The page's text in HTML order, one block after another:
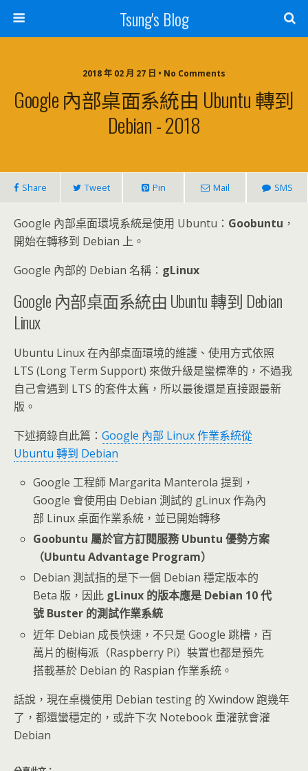
Tsung's Blog
2018 年 02 月 27 日 • No Comments
Google 內部桌面系統由 Ubuntu 轉到
Debian - 2018
Share Tweet Pin Mail SMS
Google 內部桌面環境系統是使用 Ubuntu： Goobuntu ，
開始在轉移到 Debian 上。
Google 內部的 Debian 名稱： gLinux
Google 內部桌面系統由 Ubuntu 轉到 Debian
Linux
Ubuntu Linux 在內部桌面環境的維護、使用方式依照
LTS (Long Term Support) 來做升級是蠻標準的，不過我
自己會遇到 LTS 的套件太舊，所以最後還是直接跟最新
版。
下述摘錄自此篇： Google 內部 Linux 作業系統從
Ubuntu 轉到 Debian
Google 工程師 Margarita Manterola 提到，
Google 會使用由 Debian 測試的 gLinux 作為內
部 Linux 桌面作業系統，並已開始轉移
Goobuntu 屬於官方訂閱服務 Ubuntu 優勢方案
（Ubuntu Advantage Program）
Debian 測試指的是下一個 Debian 穩定版本的
Beta 版，因此 gLinux 的版本應是 Debian 10 代
號 Buster 的測試作業系統
近年 Debian 成長快速，不只是 Google 跳槽，百
萬片的樹梅派（Raspberry Pi）裝置也都是預先
搭載基於 Debian 的 Raspian 作業系統。
話說，現在桌機使用 Debian testing 的 Xwindow 跑幾年
了，都還蠻穩定的，或許下次 Notebook 重灌就會灌
Debian